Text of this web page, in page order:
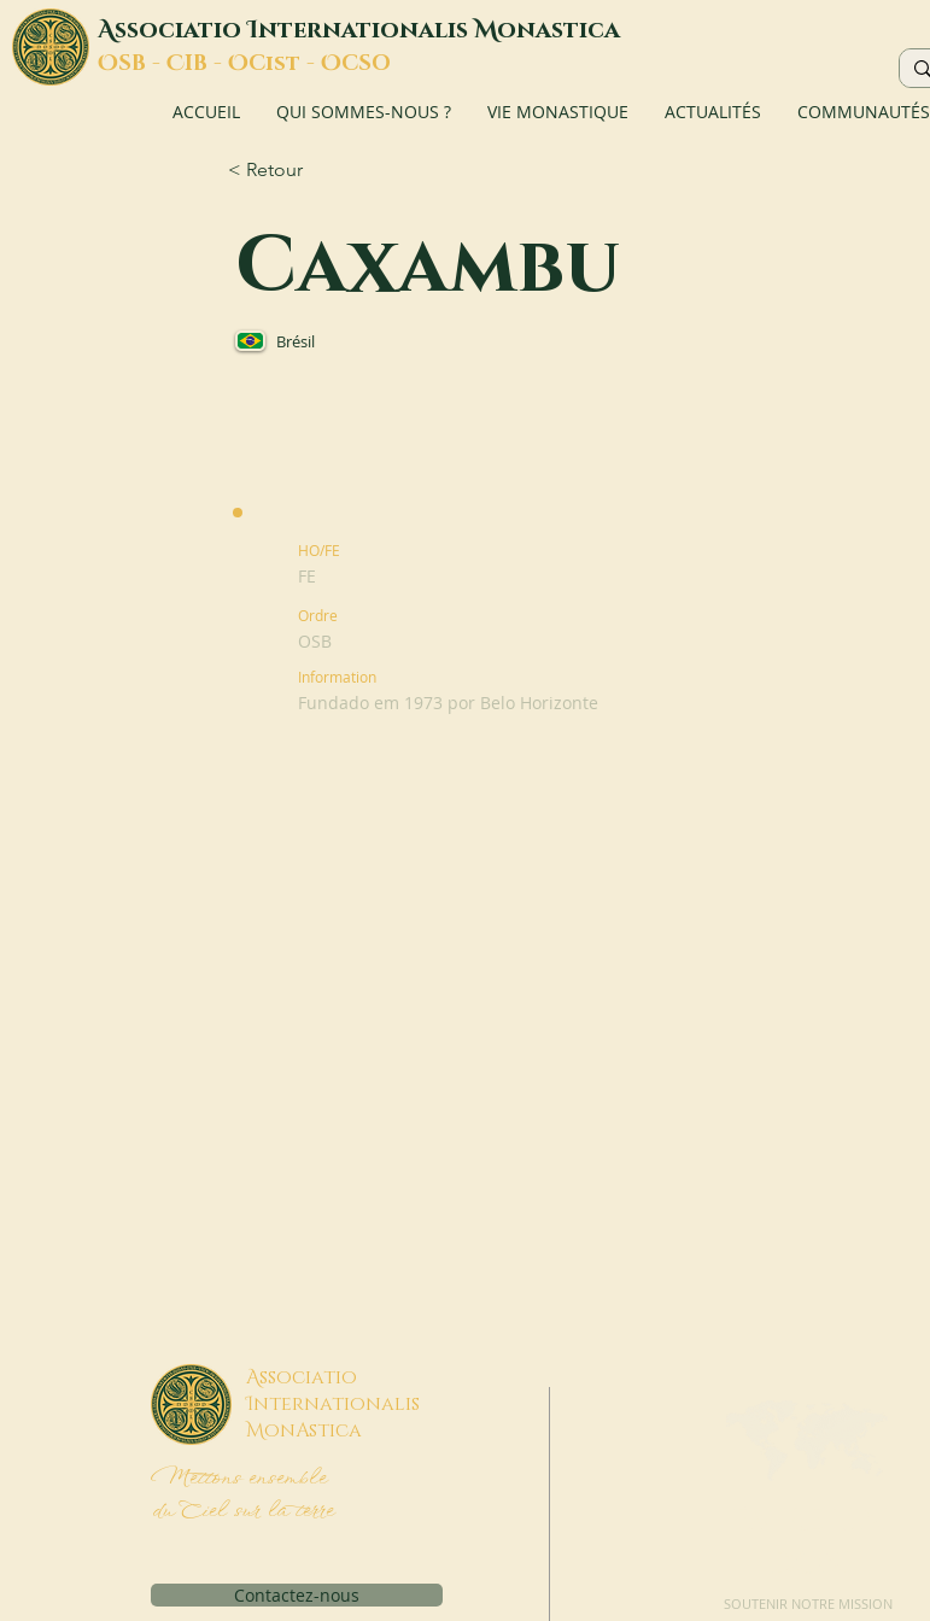
AssociatioInternationalisMonastica
OSB - CIB - OCist - OCSO
ACCUEIL QUI SOMMES-NOUS ? VIE MONASTIQUE ACTUALITÉS COMMUNAUTÉS
< Retour
Caxambu
Brésil
HO/FE
FE
Ordre
OSB
Information
Fundado em 1973 por Belo Horizonte
Associatio
Internationalis
MonAstica
Mettons ensemble
du Ciel sur la terre
Contactez-nous SOUTENIR NOTRE MISSION